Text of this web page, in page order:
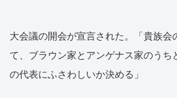
大会議の開会が宣言された。「貴族会
て、ブラウン家とアンゲナス家のうち
の代表にふさわしいか決める」